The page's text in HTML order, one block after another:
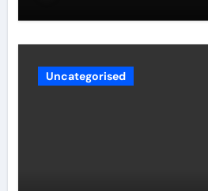
Uncategorised